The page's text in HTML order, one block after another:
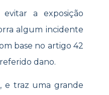
a exposição
algum incidente
base no artigo 42
dano.
e traz uma grande